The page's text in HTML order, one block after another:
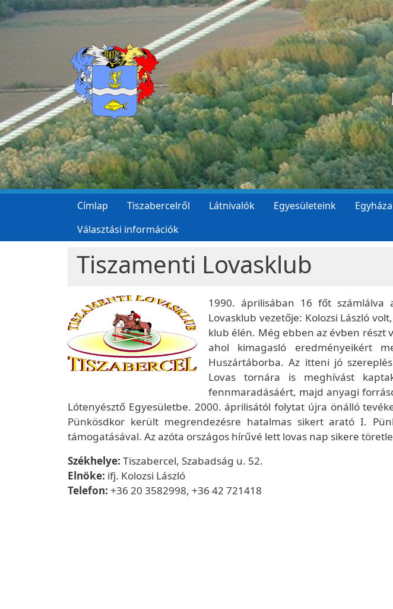
Ugrás a tartalomra
Címlap Tiszabercelről Látnivalók Egyesületeink
Választási információk
Tiszamenti Lovasklub
1990. áprilisában 16 főt számlálva
Lovasklub vezetője: Kolozsi László
klub élén. Még ebben az évben részt
ahol kimagasló eredményeikért
Huszártáborba. Az itteni jó
Lovas tornára is meghívást
fennmaradásáért, majd anyagi
Lótenyésztő Egyesületbe. 2000. áprilisától folytat újra önálló
Pünkösdkor került megrendezésre hatalmas sikert arató I.
támogatásával. Az azóta országos hírűvé lett lovas nap sikere
Székhelye: Tiszabercel, Szabadság u. 52.
Elnöke: ifj. Kolozsi László
Telefon: +36 20 3582998, +36 42 721418